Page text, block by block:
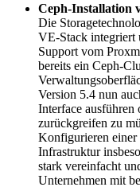
Ceph-Installation
Die
VE-Stack integriert
Support vom
bereits ein Ceph-
Version 5.4 nun
Interface
zurückgreifen zu
Konfigurieren
Infrastruktur
stark vereinfacht
Unternehmen mit